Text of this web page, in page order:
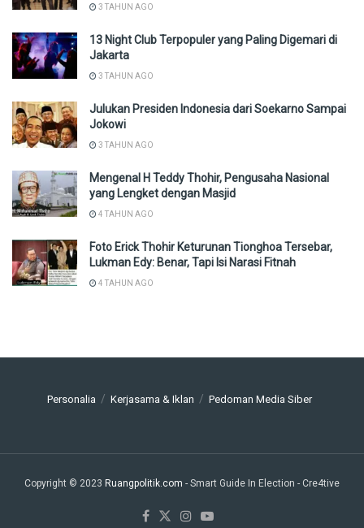
3 TAHUN AGO
13 Night Club Terpopuler yang Paling Digemari di
Jakarta
3 TAHUN AGO
Julukan Presiden Indonesia dari Soekarno Sampai
Jokowi
3 TAHUN AGO
Mengenal H Teddy Thohir, Pengusaha Nasional
yang Lengket dengan Masjid
4 TAHUN AGO
Foto Erick Thohir Keturunan Tionghoa Tersebar,
Lukman Edy: Benar, Tapi Isi Narasi Fitnah
4 TAHUN AGO
Personalia Kerjasama & Iklan Pedoman Media Siber
Copyright © 2023 Ruangpolitik.com - Smart Guide In Election - Cre4tive